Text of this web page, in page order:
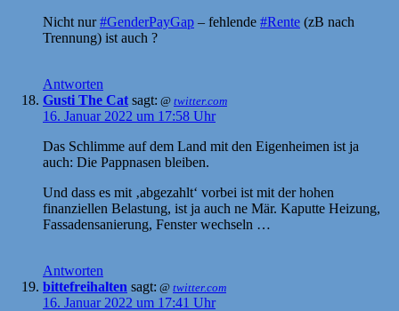
Nicht nur#GenderPayGap – fehlende #Rente (zB nach
Trennung) ist auch ?
Antworten
Gusti The Cat sagt: @ twitter.com
16. Januar 2022 um 17:58 Uhr
Das Schlimme auf dem Land mit den Eigenheimen ist ja
auch: Die Pappnasen bleiben.
Und dass es mit ‚abgezahlt‘ vorbei ist mit der hohen
finanziellen Belastung, ist ja auch ne Mär. Kaputte Heizung,
Fassadensanierung, Fenster wechseln …
Antworten
bittefreihalten sagt: @ twitter.com
16. Januar 2022 um 17:41 Uhr